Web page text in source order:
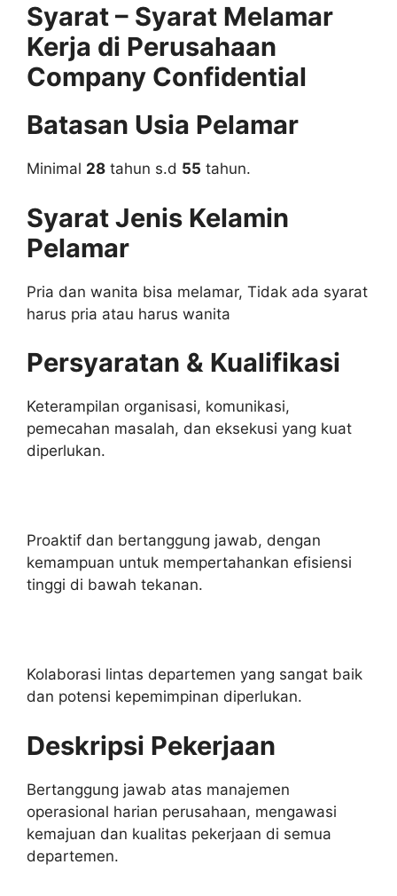
Syarat – Syarat Melamar
Kerja di Perusahaan
Company Confidential
Batasan Usia Pelamar
Minimal 28 tahun s.d 55 tahun.
Syarat Jenis Kelamin
Pelamar
Pria dan wanita bisa melamar, Tidak ada syarat
harus pria atau harus wanita
Persyaratan & Kualifikasi
Keterampilan organisasi, komunikasi,
pemecahan masalah, dan eksekusi yang kuat
diperlukan.
Proaktif dan bertanggung jawab, dengan
kemampuan untuk mempertahankan efisiensi
tinggi di bawah tekanan.
Kolaborasi lintas departemen yang sangat baik
dan potensi kepemimpinan diperlukan.
Deskripsi Pekerjaan
Bertanggung jawab atas manajemen
operasional harian perusahaan, mengawasi
kemajuan dan kualitas pekerjaan di semua
departemen.